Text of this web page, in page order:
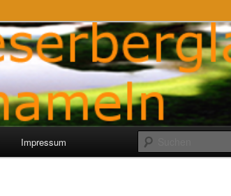
Impressum